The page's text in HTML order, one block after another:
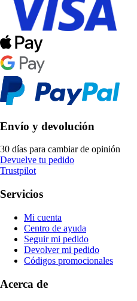
Envío y devolución
30 días para cambiar de opinión
Devuelve tu pedido
Trustpilot
Servicios
Mi cuenta
Centro de ayuda
Seguir mi pedido
Devolver mi pedido
Códigos promocionales
Acerca de